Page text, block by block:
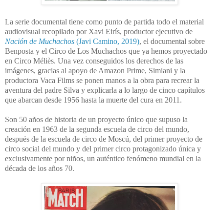
La serie documental tiene como punto de partida todo el material
audiovisual recopilado por Xavi Eirís, productor ejecutivo de
Nación de Muchachos (Javi Camino, 2019), el documental sobre
Benposta y el Circo de Los Muchachos que ya hemos proyectado
en Circo Méliès. Una vez conseguidos los derechos de las
imágenes, gracias al apoyo de Amazon Prime, Simiani y la
productora Vaca Films se ponen manos a la obra para recrear la
aventura del padre Silva y explicarla a lo largo de cinco capítulos
que abarcan desde 1956 hasta la muerte del cura en 2011.
Son 50 años de historia de un proyecto único que supuso la
creación en 1963 de la segunda escuela de circo del mundo,
después de la escuela de circo de Moscú, del primer proyecto de
circo social del mundo y del primer circo protagonizado única y
exclusivamente por niños, un auténtico fenómeno mundial en la
década de los años 70.